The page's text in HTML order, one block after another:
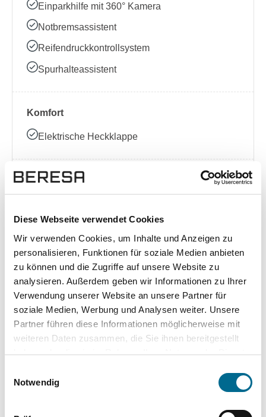
Diese Webseite verwendet Cookies
Wir verwenden Cookies, um Inhalte und Anzeigen zu
personalisieren, Funktionen für soziale Medien anbieten
zu können und die Zugriffe auf unsere Website zu
analysieren. Außerdem geben wir Informationen zu Ihrer
Verwendung unserer Website an unsere Partner für
soziale Medien, Werbung und Analysen weiter. Unsere
Partner führen diese Informationen möglicherweise mit
weiteren Daten zusammen, die Sie ihnen bereitgestellt
haben oder die sie im Rahmen Ihrer Nutzung der Dienste
Cookies, wenn Sie unsere Webseite weiterhin nutzen.
Notwendig
Einparkhilfe mit 360° Kamera
Notbremsassistent
Reifendruckkontrollsystem
Spurhalteassistent
Komfort
Elektrische Heckklappe
Exposé herunterladen [pdf]
Unsere Vorteile
wuddi Leasing Kauf
Versicherung ✔ - -
-